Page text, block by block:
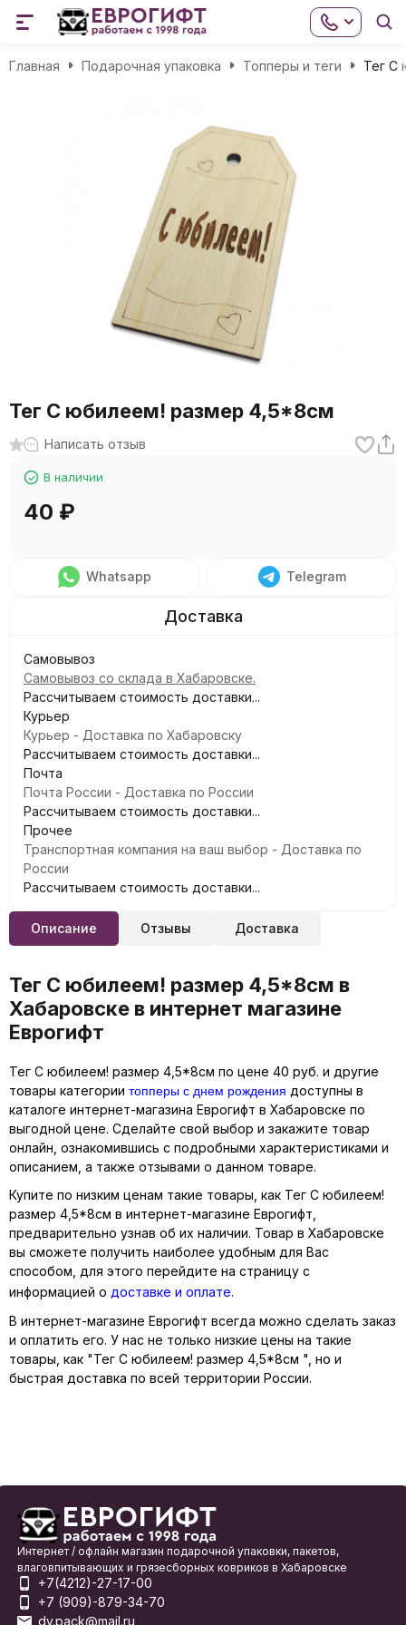
Главная Подарочная упаковка Топперы и теги Тег С
Тег С юбилеем! размер 4,5*8см
Написать отзыв
В наличии
40 ₽
Whatsapp Telegram
Самовывоз
Самовывоз со склада в Хабаровске.
Рассчитываем стоимость доставки...
Курьер
Курьер - Доставка по Хабаровску
Рассчитываем стоимость доставки...
Почта
Почта России - Доставка по России
Рассчитываем стоимость доставки...
Прочее
Транспортная компания на ваш выбор - Доставка по
России
Рассчитываем стоимость доставки...
Описание Отзывы Доставка
Тег С юбилеем! размер 4,5*8см в
Хабаровске в интернет магазине
Еврогифт
Тег С юбилеем! размер 4,5*8см по цене 40 руб. и другие
товары категории топперы с днем рождения доступны в
каталоге интернет-магазина Еврогифт в Хабаровске по
выгодной цене. Сделайте свой выбор и закажите товар
онлайн, ознакомившись с подробными характеристиками и
описанием, а также отзывами о данном товаре.
Купите по низким ценам такие товары, как Тег С юбилеем!
размер 4,5*8см в интернет-магазине Еврогифт,
предварительно узнав об их наличии. Товар в Хабаровске
вы сможете получить наиболее удобным для Вас
способом, для этого перейдите на страницу с
информацией о доставке и оплате.
В интернет-магазине Еврогифт всегда можно сделать заказ
и оплатить его. У нас не только низкие цены на такие
товары, как "Тег С юбилеем! размер 4,5*8см ", но и
быстрая доставка по всей территории России.
Интернет / офлайн магазин подарочной упаковки, пакетов,
влаговпитывающих и грязесборных ковриков в Хабаровске
+7(4212)-27-17-00
+7 (909)-879-34-70
dv.pack@mail.ru